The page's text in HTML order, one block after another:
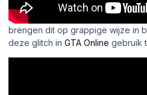
brengen dit op grappige wijze in
deze glitch in GTA Online gebruik